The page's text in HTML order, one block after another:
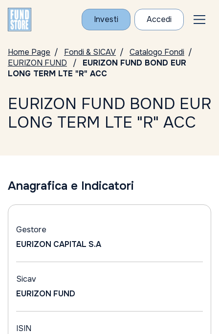
Investi Accedi
Home Page Fondi & SICAV
Catalogo Fondi
EURIZON FUND
EURIZON FUND BOND EUR
LONG TERM LTE "R" ACC
EURIZON FUND BOND EUR
LONG TERM LTE "R" ACC
Anagrafica e Indicatori
Gestore
EURIZON CAPITAL S.A
Sicav
EURIZON FUND
ISIN